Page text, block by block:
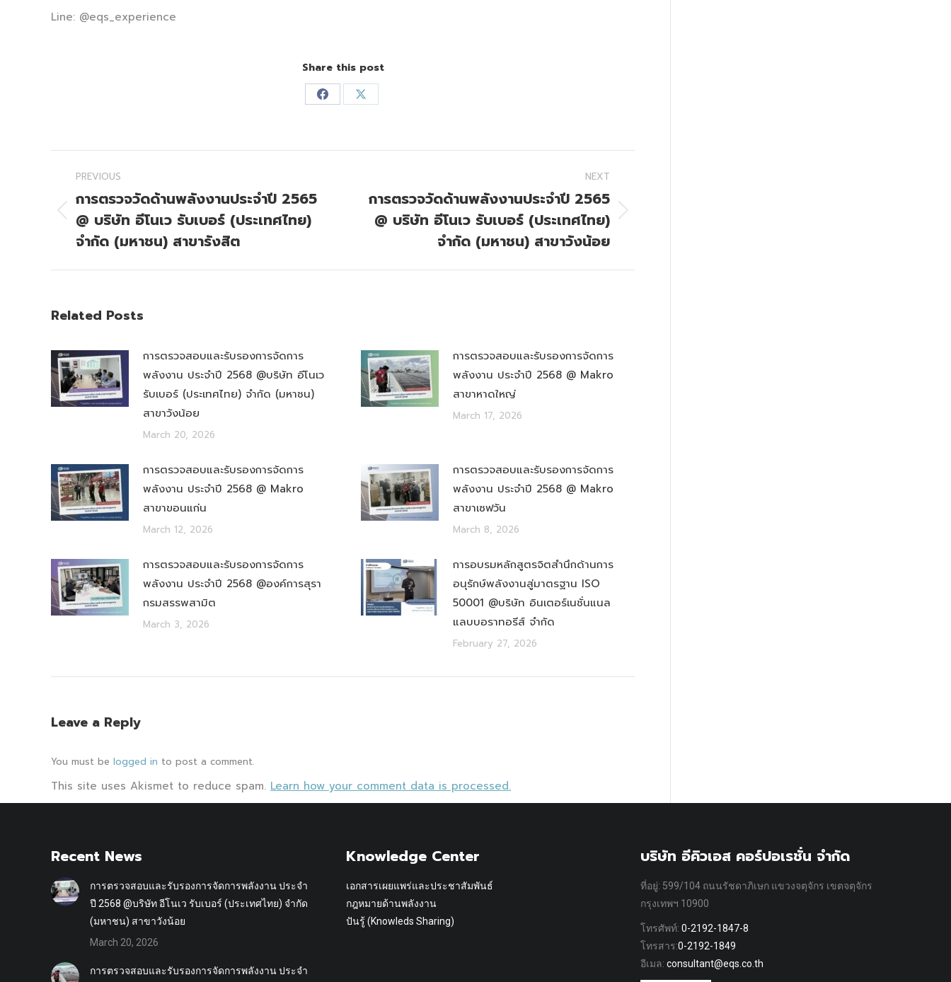
Line: @eqs_experience
Share this post
Share
Facebook
Share
X
navigation
PREVIOUS
Previous
post:
การตรวจวัดด้านพลังงานประจำปี 2565
@ บริษัท อีโนเว รับเบอร์ (ประเทศไทย)
จำกัด (มหาชน) สาขารังสิต
NEXT
Next
การตรวจวัดด้านพลังงานประจำปี 2565
@ บริษัท อีโนเว รับเบอร์ (ประเทศไทย)
จำกัด (มหาชน) สาขาวังน้อย
Related Posts
การตรวจสอบและรับรองการจัดการ
พลังงาน ประจำปี 2568 @บริษัท อีโนเว
รับเบอร์ (ประเทศไทย) จำกัด (มหาชน)
สาขาวังน้อย
March 20, 2026
การตรวจสอบและรับรองการจัดการ
พลังงาน ประจำปี 2568 @ Makro
สาขาหาดใหญ่
March 17, 2026
การตรวจสอบและรับรองการจัดการ
พลังงาน ประจำปี 2568 @ Makro
สาขาขอนแก่น
March 12, 2026
การตรวจสอบและรับรองการจัดการ
พลังงาน ประจำปี 2568 @ Makro
สาขาเซฟวัน
March 8, 2026
การตรวจสอบและรับรองการจัดการ
พลังงาน ประจำปี 2568 @องค์การสุรา
กรมสรรพสามิต
March 3, 2026
การอบรมหลักสูตรจิตสำนึกด้านการ
อนุรักษ์พลังงานสู่มาตรฐาน ISO
50001 @บริษัท อินเตอร์เนชั่นแนล
แลบบอราทอรีส์ จำกัด
February 27, 2026
Leave a Reply
You must be logged in to post a comment.
This site uses Akismet to reduce spam. Learn how your comment data is processed.
Recent News
การตรวจสอบและรับรองการจัดการพลังงาน ประจำ
ปี 2568 @บริษัท อีโนเว รับเบอร์ (ประเทศไทย) จำกัด
(มหาชน) สาขาวังน้อย
March 20, 2026
การตรวจสอบและรับรองการจัดการพลังงาน ประจำ
Knowledge Center
เอกสารเผยแพร่และประชาสัมพันธ์
กฎหมายด้านพลังงาน
ปันรู้ (Knowleds Sharing)
บริษัท อีคิวเอส คอร์ปอเรชั่น จำกัด
ที่อยู่: 599/104 ถนนรัชดาภิเษก แขวงจตุจักร เขตจตุจักร
กรุงเทพฯ 10900
โทรศัพท์:0-2192-1847-8
โทรสาร:0-2192-1849
อีเมล:consultant@eqs.co.th